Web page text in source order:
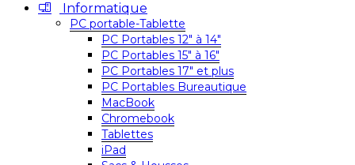
Informatique
PC portable-Tablette
PC Portables 12″ à 14″
PC Portables 15″ à 16″
PC Portables 17″ et plus
PC Portables Bureautique
MacBook
Chromebook
Tablettes
iPad